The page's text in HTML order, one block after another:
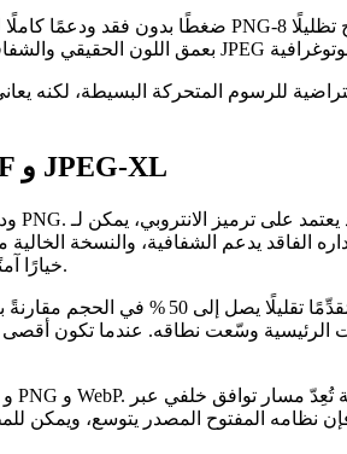
الصيغ الحديثة المُحسّنة للويب: WebP و AVIF و JPEG‑XL
Safari (من الإصدار 14)، مما يجعل WebP خيارًا آمنًا افتراضيًا للأصول الجديدة.
الرئيسية وسّعت نطاقه. عندما